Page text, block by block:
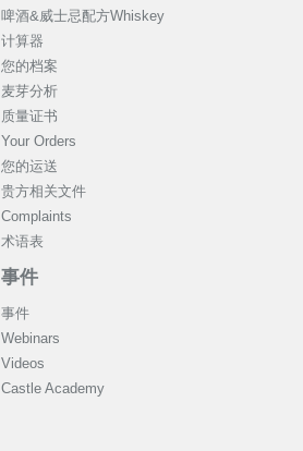
啤酒&威士忌配方Whiskey
计算器
您的档案
麦芽分析
质量证书
Your Orders
您的运送
贵方相关文件
Complaints
术语表
事件
事件
Webinars
Videos
Castle Academy